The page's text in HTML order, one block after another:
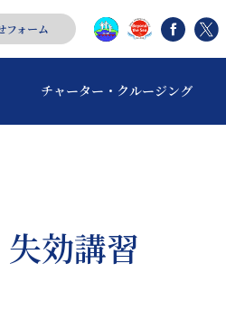
フォーム
チャーター・ クルージング
効講習